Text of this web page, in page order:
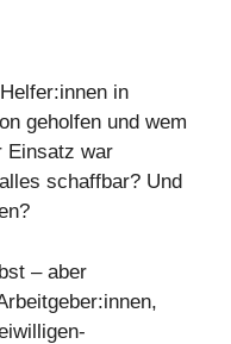
in
geholfen und wem
Einsatz war
schaffbar? Und
– aber